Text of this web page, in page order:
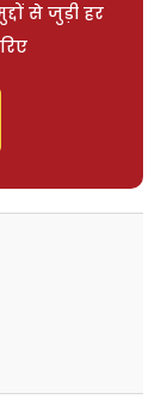
से जुड़ी हर